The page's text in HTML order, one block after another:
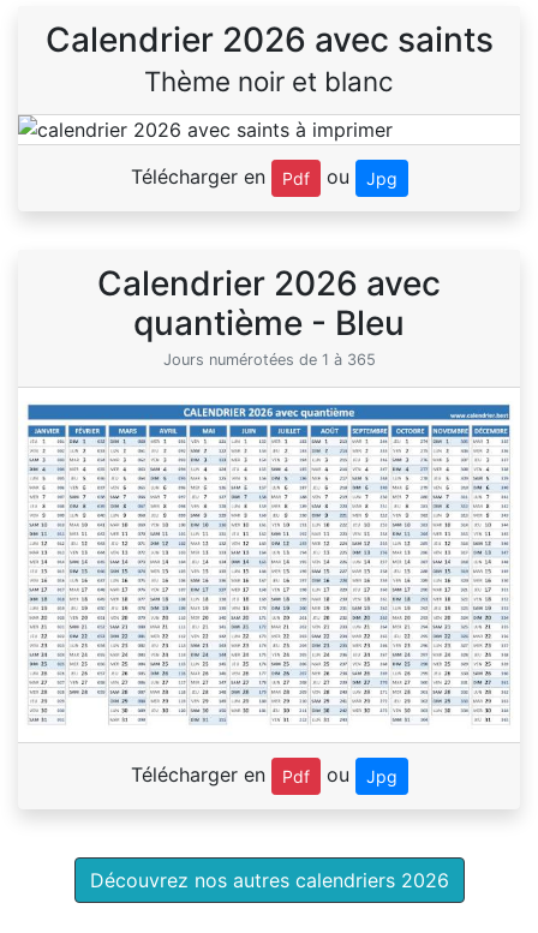
Calendrier 2026 avec saints
Thème noir et blanc
Télécharger en Pdf ou Jpg
Calendrier 2026 avec
quantième - Bleu
Jours numérotées de 1 à 365
Télécharger en Pdf ou Jpg
Découvrez nos autres calendriers 2026